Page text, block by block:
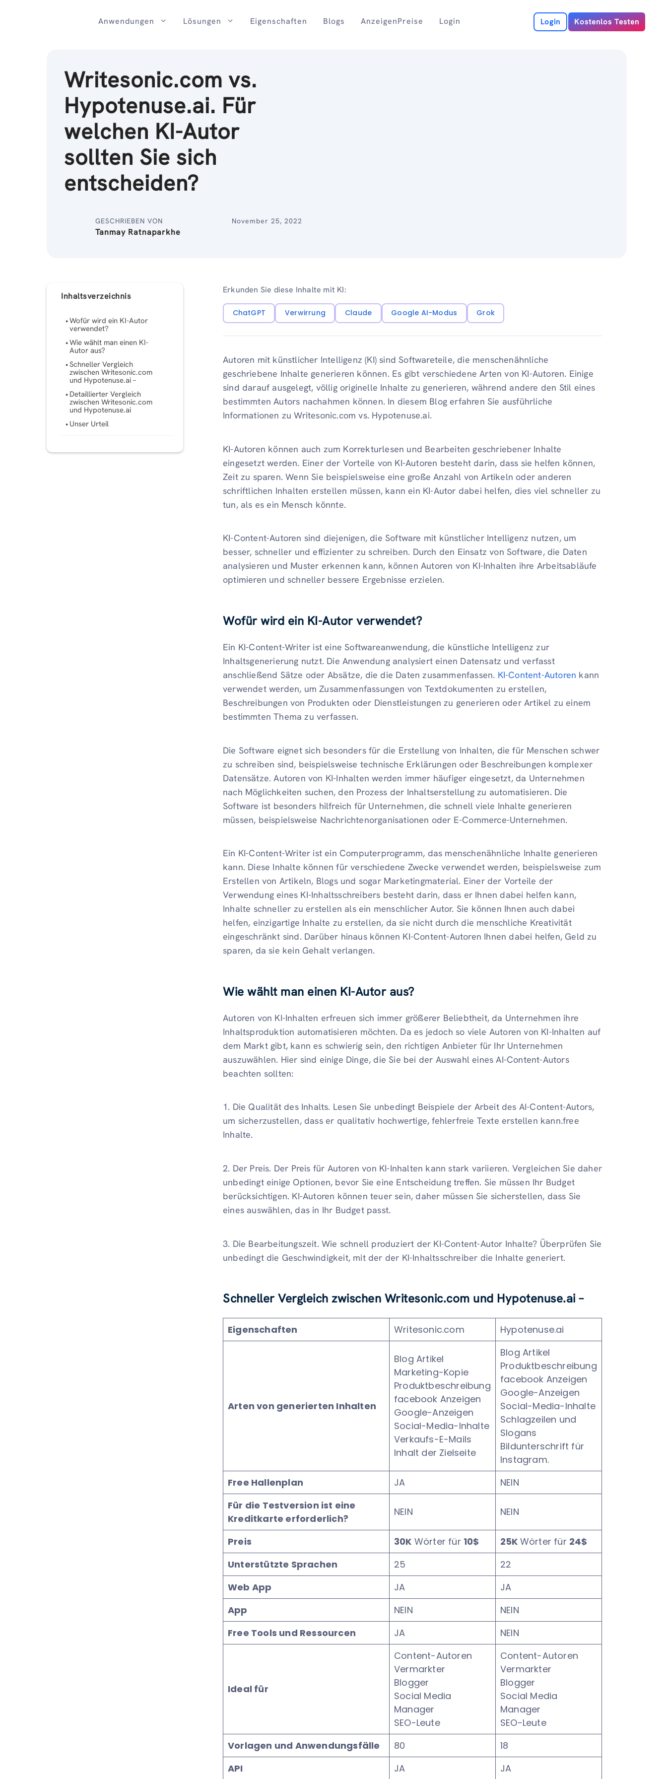
Anwendungen Lösungen Eigenschaften Blogs AnzeigenPreise Login Login Kostenlos Testen
Writesonic.com vs.
Hypotenuse.ai. Für
welchen KI-Autor
sollten Sie sich
entscheiden?
GESCHRIEBEN VON
Tanmay Ratnaparkhe
November 25, 2022
Inhaltsverzeichnis
Wofür wird ein KI-Autor
verwendet?
Wie wählt man einen KI-
Autor aus?
Schneller Vergleich
zwischen Writesonic.com
und Hypotenuse.ai –
Detaillierter Vergleich
zwischen Writesonic.com
und Hypotenuse.ai
Unser Urteil
Erkunden Sie diese Inhalte mit KI:
ChatGPT Verwirrung Claude Google AI-Modus Grok
Autoren mit künstlicher Intelligenz (KI) sind Softwareteile, die menschenähnliche
geschriebene Inhalte generieren können. Es gibt verschiedene Arten von KI-Autoren. Einige
sind darauf ausgelegt, völlig originelle Inhalte zu generieren, während andere den Stil eines
bestimmten Autors nachahmen können. In diesem Blog erfahren Sie ausführliche
Informationen zu Writesonic.com vs. Hypotenuse.ai.
KI-Autoren können auch zum Korrekturlesen und Bearbeiten geschriebener Inhalte
eingesetzt werden. Einer der Vorteile von KI-Autoren besteht darin, dass sie helfen können,
Zeit zu sparen. Wenn Sie beispielsweise eine große Anzahl von Artikeln oder anderen
schriftlichen Inhalten erstellen müssen, kann ein KI-Autor dabei helfen, dies viel schneller zu
tun, als es ein Mensch könnte.
KI-Content-Autoren sind diejenigen, die Software mit künstlicher Intelligenz nutzen, um
besser, schneller und effizienter zu schreiben. Durch den Einsatz von Software, die Daten
analysieren und Muster erkennen kann, können Autoren von KI-Inhalten ihre Arbeitsabläufe
optimieren und schneller bessere Ergebnisse erzielen.
Wofür wird ein KI-Autor verwendet?
Ein KI-Content-Writer ist eine Softwareanwendung, die künstliche Intelligenz zur
Inhaltsgenerierung nutzt. Die Anwendung analysiert einen Datensatz und verfasst
anschließend Sätze oder Absätze, die die Daten zusammenfassen. KI-Content-Autoren kann
verwendet werden, um Zusammenfassungen von Textdokumenten zu erstellen,
Beschreibungen von Produkten oder Dienstleistungen zu generieren oder Artikel zu einem
bestimmten Thema zu verfassen.
Die Software eignet sich besonders für die Erstellung von Inhalten, die für Menschen schwer
zu schreiben sind, beispielsweise technische Erklärungen oder Beschreibungen komplexer
Datensätze. Autoren von KI-Inhalten werden immer häufiger eingesetzt, da Unternehmen
nach Möglichkeiten suchen, den Prozess der Inhaltserstellung zu automatisieren. Die
Software ist besonders hilfreich für Unternehmen, die schnell viele Inhalte generieren
müssen, beispielsweise Nachrichtenorganisationen oder E-Commerce-Unternehmen.
Ein KI-Content-Writer ist ein Computerprogramm, das menschenähnliche Inhalte generieren
kann. Diese Inhalte können für verschiedene Zwecke verwendet werden, beispielsweise zum
Erstellen von Artikeln, Blogs und sogar Marketingmaterial. Einer der Vorteile der
Verwendung eines KI-Inhaltsschreibers besteht darin, dass er Ihnen dabei helfen kann,
Inhalte schneller zu erstellen als ein menschlicher Autor. Sie können Ihnen auch dabei
helfen, einzigartige Inhalte zu erstellen, da sie nicht durch die menschliche Kreativität
eingeschränkt sind. Darüber hinaus können KI-Content-Autoren Ihnen dabei helfen, Geld zu
sparen, da sie kein Gehalt verlangen.
Wie wählt man einen KI-Autor aus?
Autoren von KI-Inhalten erfreuen sich immer größerer Beliebtheit, da Unternehmen ihre
Inhaltsproduktion automatisieren möchten. Da es jedoch so viele Autoren von KI-Inhalten auf
dem Markt gibt, kann es schwierig sein, den richtigen Anbieter für Ihr Unternehmen
auszuwählen. Hier sind einige Dinge, die Sie bei der Auswahl eines AI-Content-Autors
beachten sollten:
1. Die Qualität des Inhalts. Lesen Sie unbedingt Beispiele der Arbeit des AI-Content-Autors,
um sicherzustellen, dass er qualitativ hochwertige, fehlerfreie Texte erstellen kann.free
Inhalte.
2. Der Preis. Der Preis für Autoren von KI-Inhalten kann stark variieren. Vergleichen Sie daher
unbedingt einige Optionen, bevor Sie eine Entscheidung treffen. Sie müssen Ihr Budget
berücksichtigen. KI-Autoren können teuer sein, daher müssen Sie sicherstellen, dass Sie
eines auswählen, das in Ihr Budget passt.
3. Die Bearbeitungszeit. Wie schnell produziert der KI-Content-Autor Inhalte? Überprüfen Sie
unbedingt die Geschwindigkeit, mit der der KI-Inhaltsschreiber die Inhalte generiert.
Schneller Vergleich zwischen Writesonic.com und Hypotenuse.ai –
Eigenschaften Writesonic.com Hypotenuse.ai
Arten von generierten Inhalten
Blog Artikel
Marketing-Kopie
Produktbeschreibung
facebook Anzeigen
Google-Anzeigen
Social-Media-Inhalte
Verkaufs-E-Mails
Inhalt der Zielseite
Blog Artikel
Produktbeschreibung
facebook Anzeigen
Google-Anzeigen
Social-Media-Inhalte
Schlagzeilen und
Slogans
Bildunterschrift für
Instagram.
Free Hallenplan
JA
NEIN
Für die Testversion ist eine
Kreditkarte erforderlich?
NEIN NEIN
Preis 30K Wörter für 10$ 25K Wörter für 24$
Unterstützte Sprachen
25
22
Web App
JA
JA
App
NEIN
NEIN
Free Tools und Ressourcen
JA NEIN
Ideal für
Content-Autoren
Vermarkter
Blogger
Social Media
Manager
SEO-Leute
Content-Autoren
Vermarkter
Blogger
Social Media
Manager
SEO-Leute
Vorlagen und Anwendungsfälle
80
18
API
JA JA